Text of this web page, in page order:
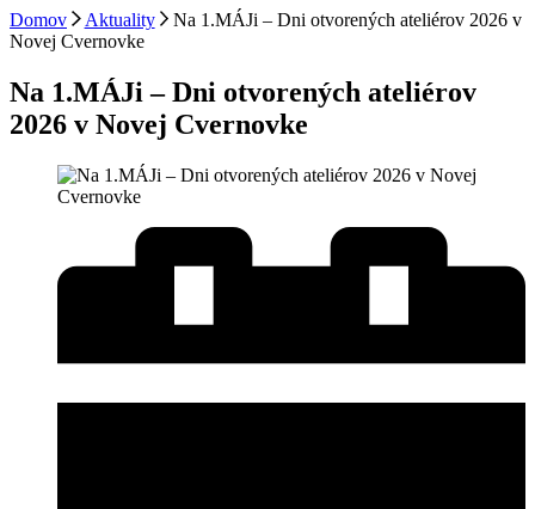
Domov Aktuality
Na 1.MÁJi – Dni otvorených ateliérov 2026 v
Novej Cvernovke
Na 1.MÁJi – Dni otvorených ateliérov
2026 v Novej Cvernovke